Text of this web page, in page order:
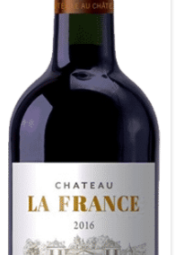
CHÂTEAU LA FRANCE
TRADITION 3 OR*
Red • 2016
BORDEAUX SUPERIEUR
Alcohol content : 15°